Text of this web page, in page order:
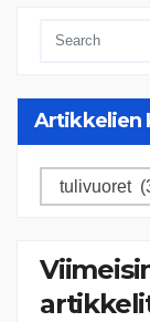
Artikkelien
Artikkelien